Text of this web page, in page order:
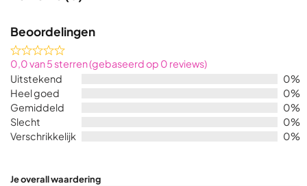
Beoordelingen
Rated
0,0
of
5
0,0 van 5 sterren (gebaseerd op 0 reviews)
Uitstekend
0%
Heel goed
0%
Gemiddeld
0%
Slecht
0%
Verschrikkelijk
0%
Je overall waardering